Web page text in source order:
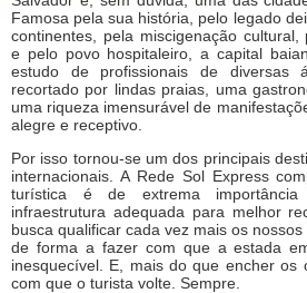
Famosa pela sua história, pelo legado
continentes, pela miscigenação cultural,
e pelo povo hospitaleiro, a capital
estudo de profissionais de diversas
recortado por lindas praias, uma
uma riqueza imensurável de
alegre e receptivo.
Por isso tornou-se um dos principais
internacionais. A Rede Sol Express
turística é de extrema
infraestrutura adequada para melhor
busca qualificar cada vez mais os
de forma a fazer com que a estada
inesquecível. E, mais do que encher os
com que o turista volte. Sempre.